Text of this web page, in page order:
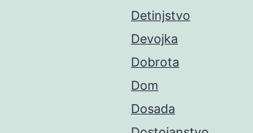
Detinjstvo
Devojka
Dobrota
Dom
Dosada